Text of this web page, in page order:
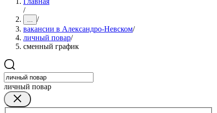
/
... /
вакансии в Александро-Невском/
личный повар/
сменный график
личный повар